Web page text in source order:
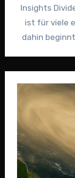
Insights
ist für viele
dahin